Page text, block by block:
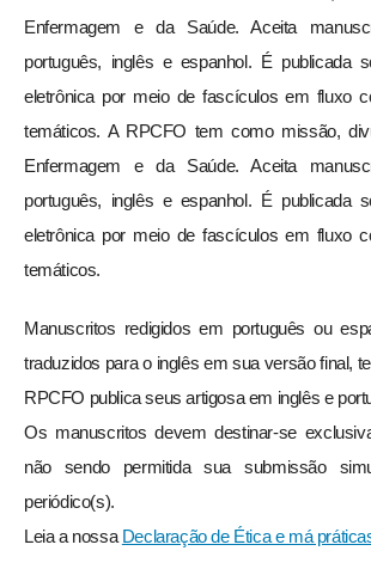
Enfermagem e da Saúde. Aceita
português, inglês e espanhol. É publicada
eletrônica por meio de fascículos em fluxo
temáticos. A RPCFO tem como missão,
Enfermagem e da Saúde. Aceita
português, inglês e espanhol. É publicada
eletrônica por meio de fascículos em fluxo
temáticos.
Manuscritos redigidos em português ou
traduzidos para o inglês em sua versão final,
RPCFO publica seus artigosa em inglês e
Os manuscritos devem destinar-se
não sendo permitida sua submissão
periódico(s).
Leia a nossa Declaração de Ética e má